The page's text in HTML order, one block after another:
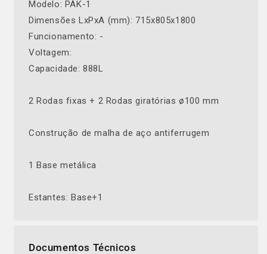
Modelo: PAK-1
Dimensões LxPxA (mm): 715x805x1800
Funcionamento: -
Voltagem:
Capacidade: 888L
2 Rodas fixas + 2 Rodas giratórias ø100 mm
Construção de malha de aço antiferrugem
1 Base metálica
Estantes: Base+1
Documentos Técnicos